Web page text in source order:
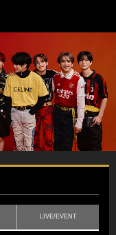
LIVE/EVENT